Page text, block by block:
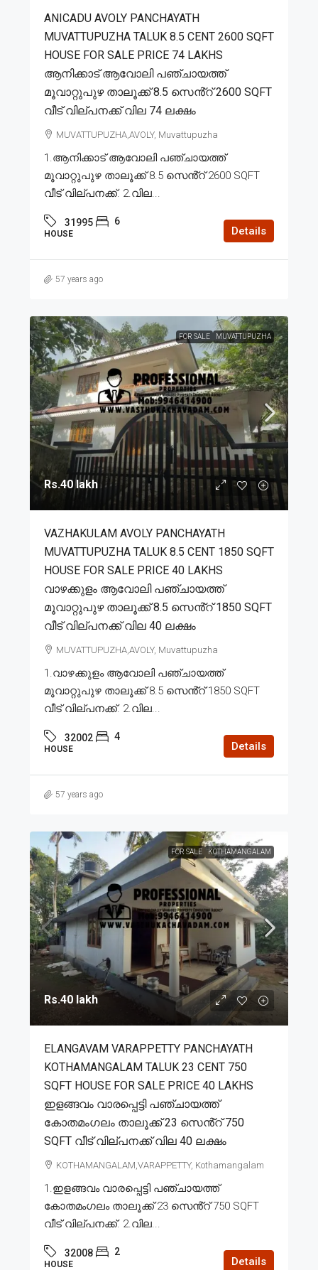
ANICADU AVOLY PANCHAYATH
MUVATTUPUZHA TALUK 8.5 CENT 2600 SQFT
HOUSE FOR SALE PRICE 74 LAKHS
ആനിക്കാട് ആവോലി പഞ്ചായത്ത്
മൂവാറ്റുപുഴ താലൂക്ക് 8.5 സെൻ്റ് 2600 SQFT
വീട് വില്പനക്ക് വില 74 ലക്ഷം
MUVATTUPUZHA,AVOLY, Muvattupuzha
1.ആനിക്കാട് ആവോലി പഞ്ചായത്ത്
മൂവാറ്റുപുഴ താലൂക്ക് 8.5 സെൻ്റ് 2600 SQFT
വീട് വില്പനക്ക്. 2.വില...
31995 6
HOUSE Details
57 years ago
FOR SALE MUVATTUPUZHA
Rs.40 lakh
VAZHAKULAM AVOLY PANCHAYATH
MUVATTUPUZHA TALUK 8.5 CENT 1850 SQFT
HOUSE FOR SALE PRICE 40 LAKHS
വാഴക്കുളം ആവോലി പഞ്ചായത്ത്
മൂവാറ്റുപുഴ താലൂക്ക് 8.5 സെൻ്റ് 1850 SQFT
വീട് വില്പനക്ക് വില 40 ലക്ഷം
MUVATTUPUZHA,AVOLY, Muvattupuzha
1.വാഴക്കുളം ആവോലി പഞ്ചായത്ത്
മൂവാറ്റുപുഴ താലൂക്ക് 8.5 സെൻ്റ് 1850 SQFT
വീട് വില്പനക്ക്. 2.വില...
32002 4
HOUSE Details
57 years ago
FOR SALE KOTHAMANGALAM
Rs.40 lakh
ELANGAVAM VARAPPETTY PANCHAYATH
KOTHAMANGALAM TALUK 23 CENT 750
SQFT HOUSE FOR SALE PRICE 40 LAKHS
ഇളങ്ങവം വാരപ്പെട്ടി പഞ്ചായത്ത്
കോതമംഗലം താലൂക്ക് 23 സെൻ്റ് 750
SQFT വീട് വില്പനക്ക് വില 40 ലക്ഷം
KOTHAMANGALAM,VARAPPETTY, Kothamangalam
1.ഇളങ്ങവം വാരപ്പെട്ടി പഞ്ചായത്ത്
കോതമംഗലം താലൂക്ക് 23 സെൻ്റ് 750 SQFT
വീട് വില്പനക്ക്. 2.വില...
32008 2
HOUSE Details